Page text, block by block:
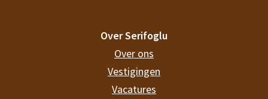
Over Serifoglu
Over ons
Vestigingen
Vacatures